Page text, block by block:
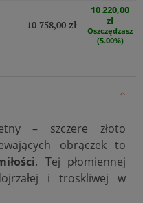
10 758,00 zł
10 220,00
zł
Oszczędzasz
(5.00%)
– szczere złoto
obrączek to
. Tej płomiennej
i troskliwej w